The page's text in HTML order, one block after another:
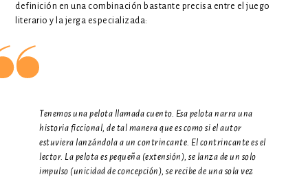
definición en una combinación bastante precisa entre el juego
literario y la jerga especializada:
Tenemos una pelota llamada cuento. Esa pelota narra una
historia ficcional, de tal manera que es como si el autor
estuviera lanzándola a un contrincante. El contrincante es el
lector. La pelota es pequeña (extensión), se lanza de un solo
impulso (unicidad de concepción), se recibe de una sola vez